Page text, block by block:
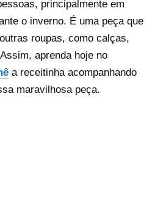
principalmente em
o inverno. É uma peça que
roupas, como calças,
aprenda hoje no
a receitinha acompanhando
maravilhosa peça.